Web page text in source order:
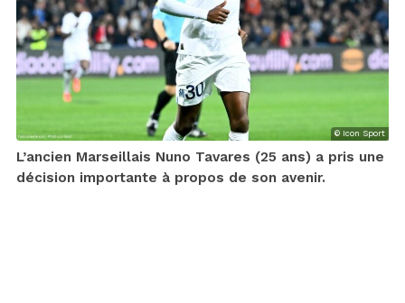
© Icon Sport
L’ancien Marseillais Nuno Tavares (25 ans) a pris une
décision importante à propos de son avenir.